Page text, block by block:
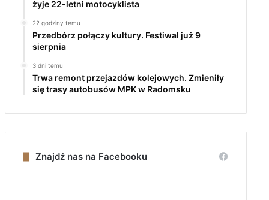
żyje 22-letni motocyklista
22 godziny temu
Przedbórz połączy kultury. Festiwal już 9
sierpnia
3 dni temu
Trwa remont przejazdów kolejowych. Zmieniły
się trasy autobusów MPK w Radomsku
Znajdź nas na Facebooku